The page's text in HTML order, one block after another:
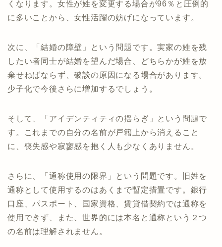
くなります。女性が姓を変更する場合が96％と圧倒的
に多いことから、女性活躍の妨げになっています。
次に、「結婚の障壁」という問題です。実家の姓を残
したい者同士が結婚を望んだ場合、どちらかが姓を放
棄せねばならず、破談の原因になる場合があります。
少子化で今後さらに増加するでしょう。
そして、「アイデンティティの揺らぎ」という問題で
す。これまでの自分の名前が戸籍上から消えること
に、喪失感や寂寥感を抱く人も少なくありません。
さらに、「通称使用の限界」という問題です。旧姓を
通称として使用するのはあくまで暫定措置です。銀行
口座、パスポート、国家資格、賃貸借契約では通称を
使用できず、また、世界的には本名と通称という２つ
の名前は理解されません。